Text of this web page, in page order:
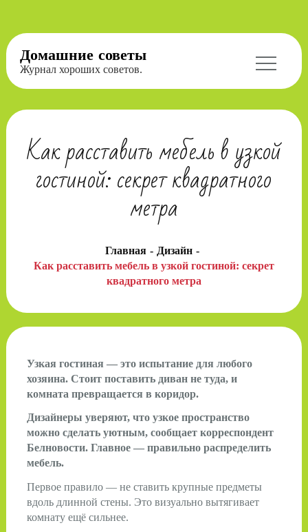
Перейти
содержимому
Домашние советы
Журнал хороших советов.
Как расставить мебель в узкой
гостиной: секрет квадратного
метра
Главная
Дизайн
Как расставить мебель в узкой гостиной: секрет
квадратного метра
Узкая гостиная — это испытание для любого
хозяина. Стоит поставить диван не туда, и
комната превращается в коридор.
Дизайнеры уверяют, что узкое пространство
можно сделать уютным, сообщает корреспондент
Белновости. Главное — правильно распределить
мебель.
Первое правило — не ставить крупные предметы
вдоль длинной стены. Это визуально вытягивает
комнату ещё сильнее.